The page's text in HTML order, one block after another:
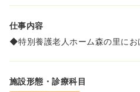
仕事内容
◆特別養護老人ホーム森の里にお
施設形態・診療科目